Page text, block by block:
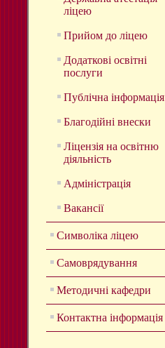
ліцею
Прийом до ліцею
Додаткові освітні
послуги
Публічна інформація
Благодійні внески
Ліцензія на освітню
діяльність
Адміністрація
Вакансії
Символіка ліцею
Самоврядування
Методичні кафедри
Контактна інформація